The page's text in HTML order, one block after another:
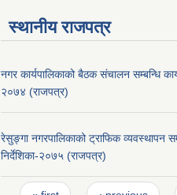
स्थानीय राजपत्र
नगर कार्यपालिकाको बैठक संचालन सम्बन्धि
२०७४ (राजपत्र)
रेसुङ्गा नगरपालिकाको ट्राफिक व्यवस्थापन
निर्देशिका-२०७५ (राजपत्र)